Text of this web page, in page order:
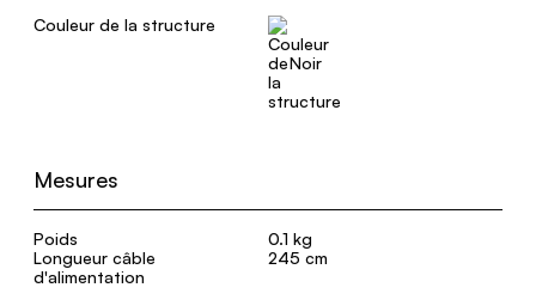
Couleur de la structure
Noir
Mesures
Poids
0.1 kg
Longueur câble
d'alimentation
245 cm